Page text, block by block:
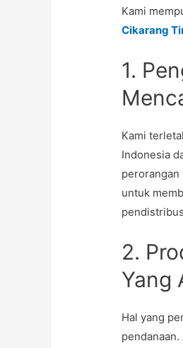
Kami
Cikarang
1.
Kami
Indonesia
perorangan
untuk
2.
Yang
Hal yang